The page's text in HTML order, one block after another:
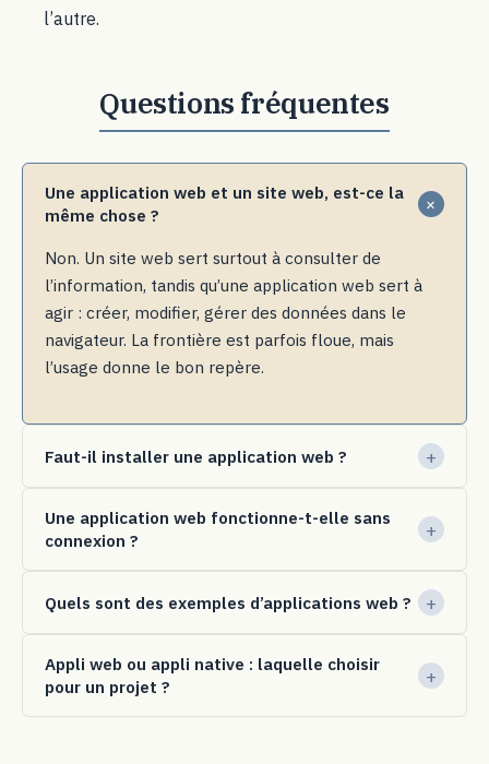
l’autre.
Une application web et un site web, est-ce la
même chose ?
Non. Un site web sert surtout à consulter de
l’information, tandis qu’une application web sert à
agir : créer, modifier, gérer des données dans le
navigateur. La frontière est parfois floue, mais
l’usage donne le bon repère.
Faut-il installer une application web ?
Une application web fonctionne-t-elle sans
connexion ?
Quels sont des exemples d’applications web ?
Appli web ou appli native : laquelle choisir
pour un projet ?